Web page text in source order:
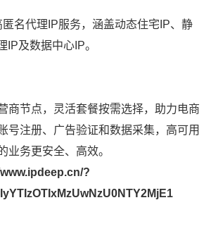
名代理IP服务，涵盖动态住宅IP、静
IP及数据中心IP。
商节点，灵活套餐按需选择，助力电商
号注册、广告验证和数据采集，高可用
业务更安全、高效。
?